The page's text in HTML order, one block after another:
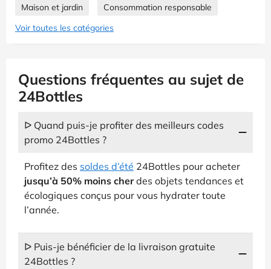
Maison et jardin
Consommation responsable
Voir toutes les catégories
Questions fréquentes au sujet de
24Bottles
ᐅ Quand puis-je profiter des meilleurs codes
promo 24Bottles ?
Profitez des soldes d’été 24Bottles pour acheter
jusqu’à 50% moins cherdes objets tendances et
écologiques conçus pour vous hydrater toute
l’année.
ᐅ Puis-je bénéficier de la livraison gratuite
24Bottles ?